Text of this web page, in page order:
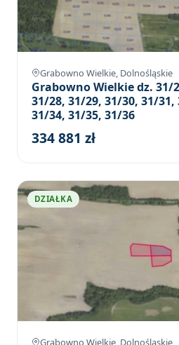
Grabowno Wielkie, Dolnośląskie
Grabowno Wielkie dz. 31/
31/28, 31/29, 31/30, 31/31,
31/34, 31/35, 31/36
334 881 zł
DZIAŁKA
Grabowno Wielkie, Dolnośląskie